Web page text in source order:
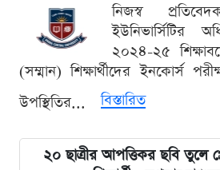
নিজস্ব
ইউনিভার্সিটির
২০২৪-২৫
(সম্মান) শিক্ষার্থীদের ইনকোর্স
উপস্থিতির...
বিস্তারিত
২০ ছাত্রীর আপত্তিকর ছবি তুলে